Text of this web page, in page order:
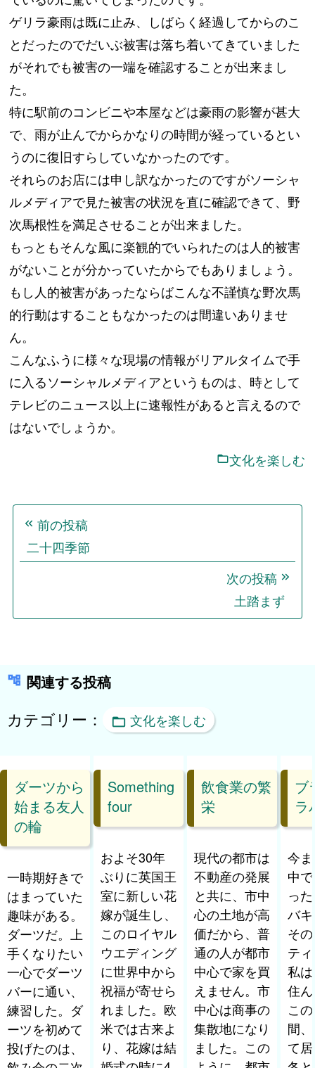
ゲリラ豪雨は既に止み、しばらく経過してからのこ
とだったのでだいぶ被害は落ち着いてきていました
がそれでも被害の一端を確認することが出来まし
た。
特に駅前のコンビニや本屋などは豪雨の影響が甚大
で、雨が止んでからかなりの時間が経っているとい
うのに復旧すらしていなかったのです。
それらのお店には申し訳なかったのですがソーシャ
ルメディアで見た被害の状況を直に確認できて、野
次馬根性を満足させることが出来ました。
もっともそんな風に楽観的でいられたのは人的被害
がないことが分かっていたからでもありましょう。
もし人的被害があったならばこんな不謹慎な野次馬
的行動はすることもなかったのは間違いありませ
ん。
こんなふうに様々な現場の情報がリアルタイムで手
に入るソーシャルメディアというものは、時として
テレビのニュース以上に速報性があると言えるので
はないでしょうか。
文化を楽しむ
投
ナ
ー
ョ
ン
前の投稿
二十四季節
次の投稿
土踏まず
関連する投稿
カテゴリー： 文化を楽しむ
ダーツから
始まる友人
の輪
一時期好きで
はまっていた
趣味がある。
ダーツだ。上
手くなりたい
一心でダーツ
バーに通い、
練習した。ダ
ーツを初めて
投げたのは、
Something
four
およそ30年
ぶりに英国王
室に新しい花
嫁が誕生し、
このロイヤル
ウエディング
に世界中から
祝福が寄せら
れました。欧
米では古来よ
り、花嫁は結
飲食業の繁
栄
現代の都市は
不動産の発展
と共に、市中
心の土地が高
価だから、普
通の人が都市
中心で家を買
えません。市
中心は商事の
集散地になり
ました。この
ブ
ラ
今
中
っ
バ
そ
テ
私
住
こ
間
て